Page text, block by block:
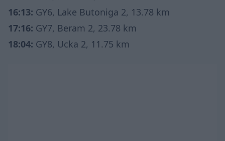
16:13: GY6, Lake Butoniga 2, 13.78 km
17:16: GY7, Beram 2, 23.78 km
18:04: GY8, Ucka 2, 11.75 km